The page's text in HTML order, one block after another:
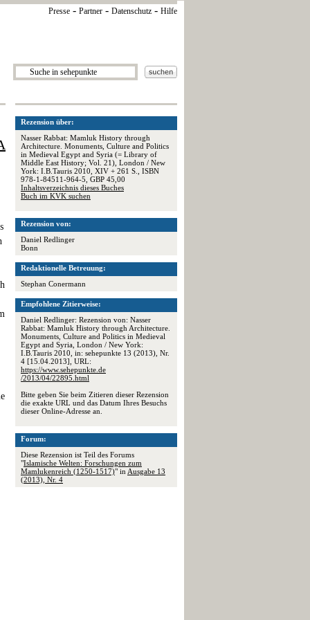
Presse - Partner - Datenschutz - Hilfe
Rezension über:
Nasser Rabbat: Mamluk History through
Architecture. Monuments, Culture and Politics
in Medieval Egypt and Syria (= Library of
Middle East History; Vol. 21), London / New
York: I.B.Tauris 2010, XIV + 261 S., ISBN
978-1-84511-964-5, GBP 45,00
Inhaltsverzeichnis dieses Buches
Buch im KVK suchen
Rezension von:
Daniel Redlinger
Bonn
Redaktionelle Betreuung:
Stephan Conermann
Empfohlene Zitierweise:
Daniel Redlinger: Rezension von: Nasser
Rabbat: Mamluk History through Architecture.
Monuments, Culture and Politics in Medieval
Egypt and Syria, London / New York:
I.B.Tauris 2010, in: sehepunkte 13 (2013), Nr.
4 [15.04.2013], URL:
https://www.sehepunkte.de
/2013/04/22895.html
Bitte geben Sie beim Zitieren dieser Rezension
die exakte URL und das Datum Ihres Besuchs
dieser Online-Adresse an.
Forum:
Diese Rezension ist Teil des Forums
"Islamische Welten: Forschungen zum
Mamlukenreich (1250-1517)" in Ausgabe 13
(2013), Nr. 4